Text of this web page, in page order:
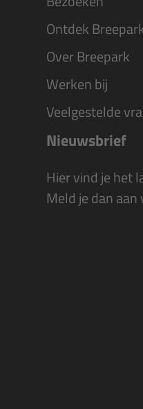
Ontdek
Over Breepark
Werken bij
Veelgestelde
Nieuwsbrief
Hier vind je het
Meld je dan